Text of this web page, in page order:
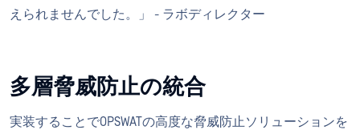
えられませんでした。」 - ラボディレクター
多層脅威防止の統合
実装することでOPSWATの高度な脅威防止ソリューションを